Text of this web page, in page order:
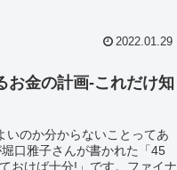
2022.01.29
お金の計画-これだけ知
いのか分からないことってあ
口雅子さんが書かれた「45
おけば十分!」です。ファイナ